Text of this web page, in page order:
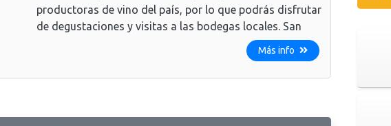
productoras de vino del país, por lo que podrás disfrutar
de degustaciones y visitas a las bodegas locales. San
Más info